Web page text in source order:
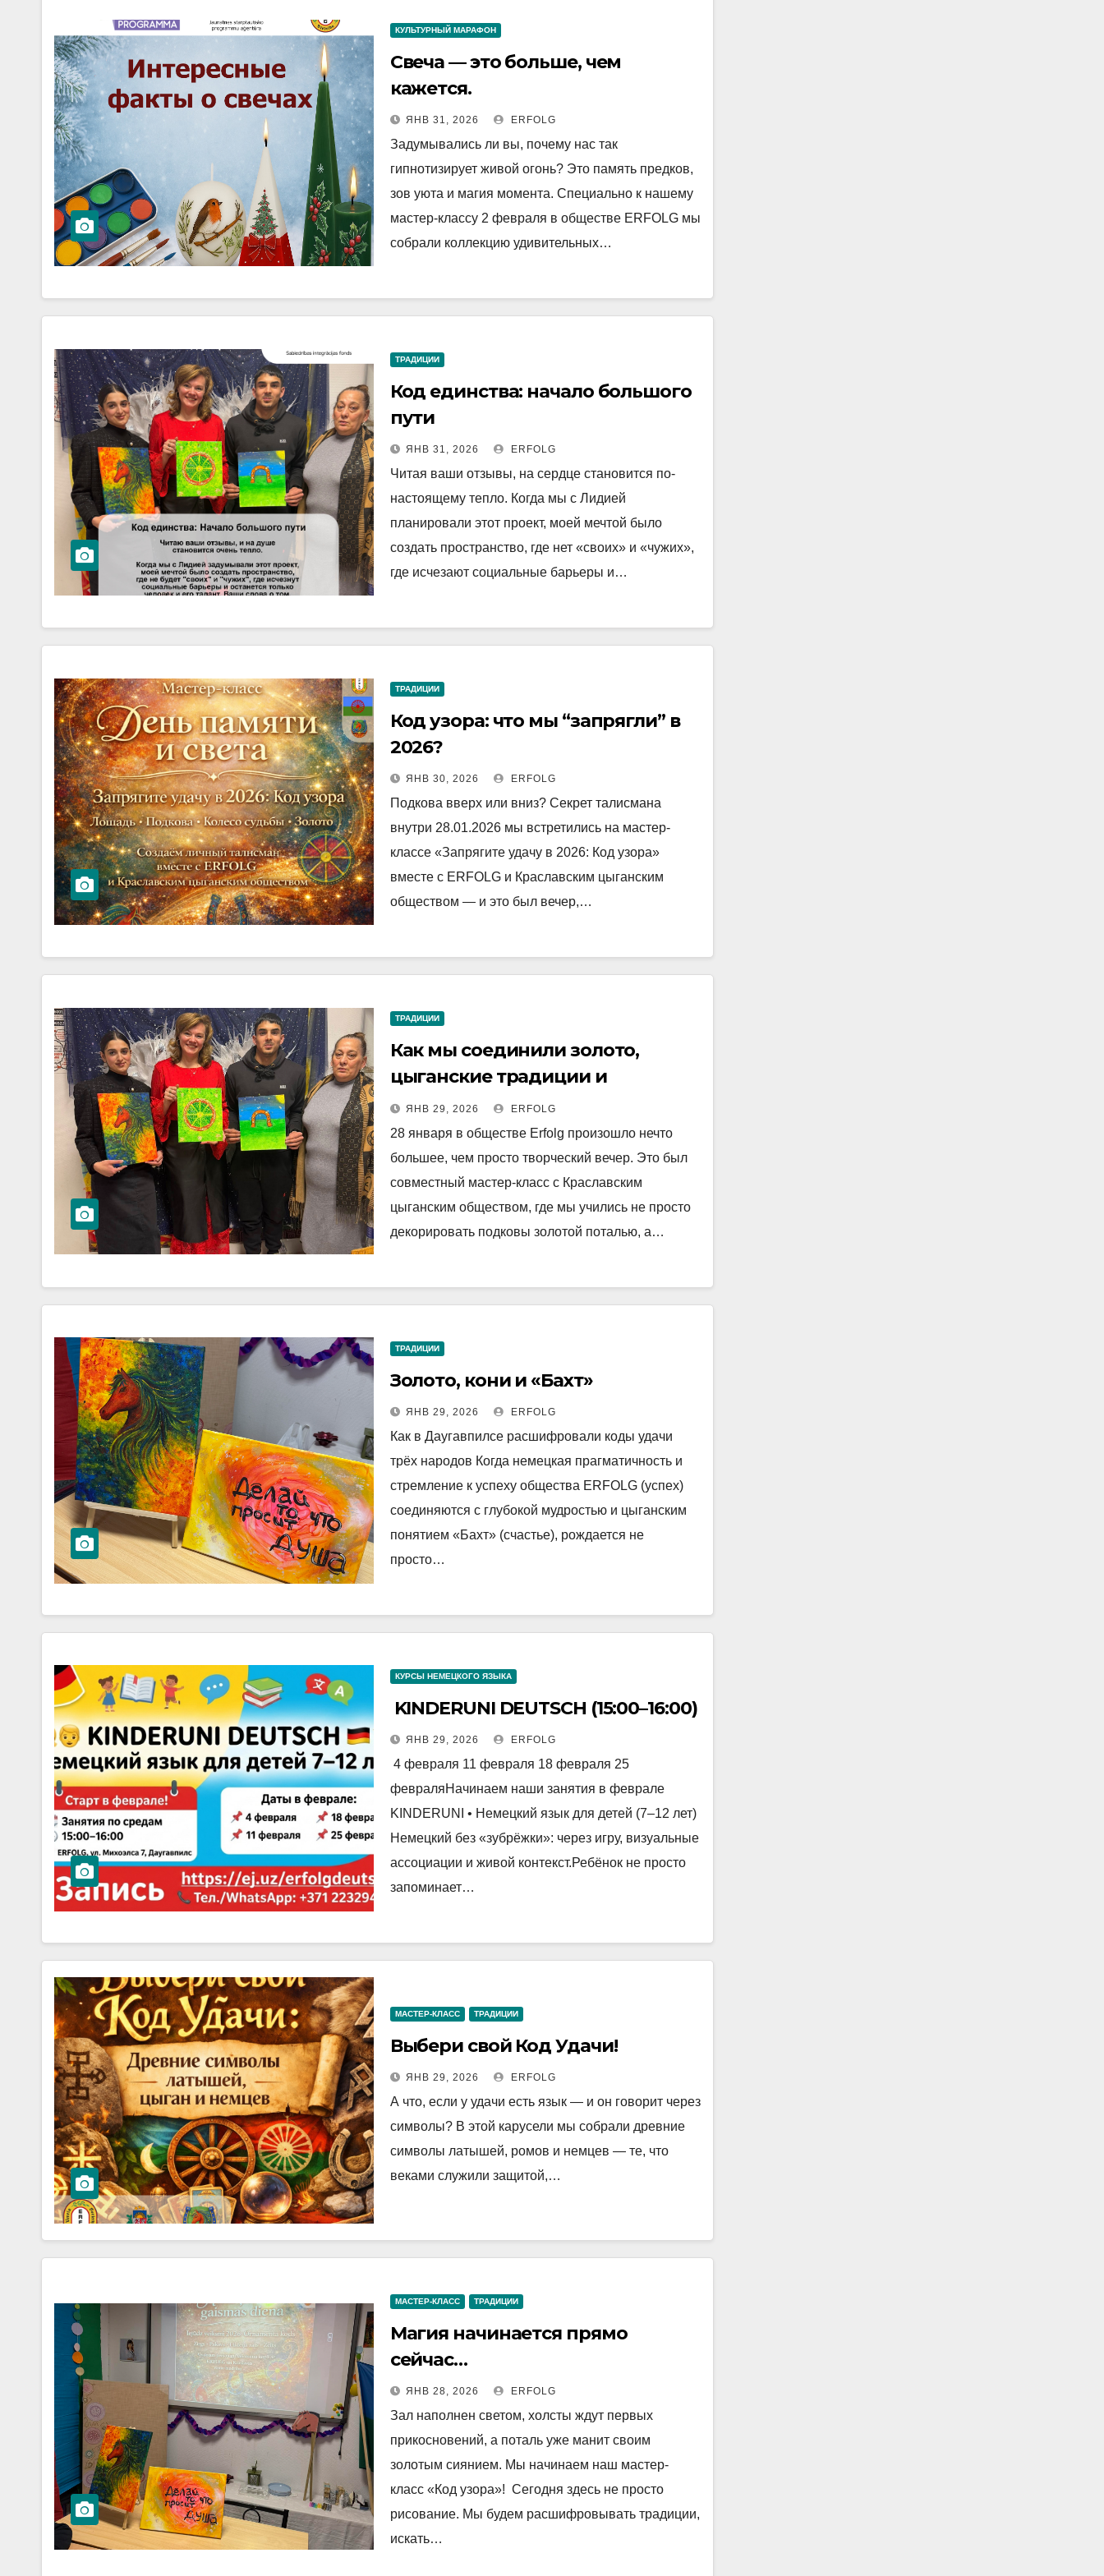
КУЛЬТУРНЫЙ МАРАФОН
Свеча — это больше, чем
кажется.
ЯНВ 31, 2026 ERFOLG
Задумывались ли вы, почему нас так
гипнотизирует живой огонь? Это память предков,
зов уюта и магия момента. Специально к нашему
мастер-классу 2 февраля в обществе ERFOLG мы
собрали коллекцию удивительных…
ТРАДИЦИИ
Код единства: начало большого
пути
ЯНВ 31, 2026 ERFOLG
Читая ваши отзывы, на сердце становится по-
настоящему тепло. Когда мы с Лидией
планировали этот проект, моей мечтой было
создать пространство, где нет «своих» и «чужих»,
где исчезают социальные барьеры и…
ТРАДИЦИИ
Код узора: что мы “запрягли” в
2026?
ЯНВ 30, 2026 ERFOLG
Подкова вверх или вниз? Секрет талисмана
внутри 28.01.2026 мы встретились на мастер-
классе «Запрягите удачу в 2026: Код узора»
вместе с ERFOLG и Краславским цыганским
обществом — и это был вечер,…
ТРАДИЦИИ
Как мы соединили золото,
цыганские традиции и
квантовую физику
ЯНВ 29, 2026 ERFOLG
28 января в обществе Erfolg произошло нечто
большее, чем просто творческий вечер. Это был
совместный мастер-класс с Краславским
цыганским обществом, где мы учились не просто
декорировать подковы золотой поталью, а…
ТРАДИЦИИ
Золото, кони и «Бахт»
ЯНВ 29, 2026 ERFOLG
Как в Даугавпилсе расшифровали коды удачи
трёх народов Когда немецкая прагматичность и
стремление к успеху общества ERFOLG (успех)
соединяются с глубокой мудростью и цыганским
понятием «Бахт» (счастье), рождается не
просто…
КУРСЫ НЕМЕЦКОГО ЯЗЫКА
KINDERUNI DEUTSCH (15:00–16:00)
ЯНВ 29, 2026 ERFOLG
4 февраля 11 февраля 18 февраля 25
февраляНачинаем наши занятия в феврале
KINDERUNI • Немецкий язык для детей (7–12 лет)
Немецкий без «зубрёжки»: через игру, визуальные
ассоциации и живой контекст.Ребёнок не просто
запоминает…
МАСТЕР-КЛАСС ТРАДИЦИИ
Выбери свой Код Удачи!
ЯНВ 29, 2026 ERFOLG
А что, если у удачи есть язык — и он говорит через
символы? В этой карусели мы собрали древние
символы латышей, ромов и немцев — те, что
веками служили защитой,…
МАСТЕР-КЛАСС ТРАДИЦИИ
Магия начинается прямо
сейчас…
ЯНВ 28, 2026 ERFOLG
Зал наполнен светом, холсты ждут первых
прикосновений, а поталь уже манит своим
золотым сиянием. Мы начинаем наш мастер-
класс «Код узора»! Сегодня здесь не просто
рисование. Мы будем расшифровывать традиции,
искать…